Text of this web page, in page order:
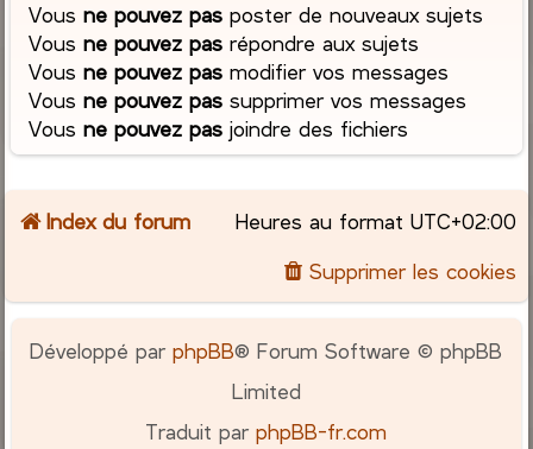
Vousne pouvez pas poster de nouveaux sujets
Vousne pouvez pas répondre aux sujets
Vousne pouvez pas modifier vos messages
Vousne pouvez pas supprimer vos messages
Vousne pouvez pas joindre des fichiers
Index du forum Heures au format UTC+02:00
Supprimer les cookies
Développé parphpBB® Forum Software © phpBB
Limited
Traduit parphpBB-fr.com